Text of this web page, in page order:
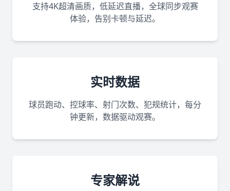
支持4K超清画质，低延迟直播，全球同步观赛
体验，告别卡顿与延迟。
实时数据
球员跑动、控球率、射门次数、犯规统计，每分
钟更新，数据驱动观赛。
专家解说